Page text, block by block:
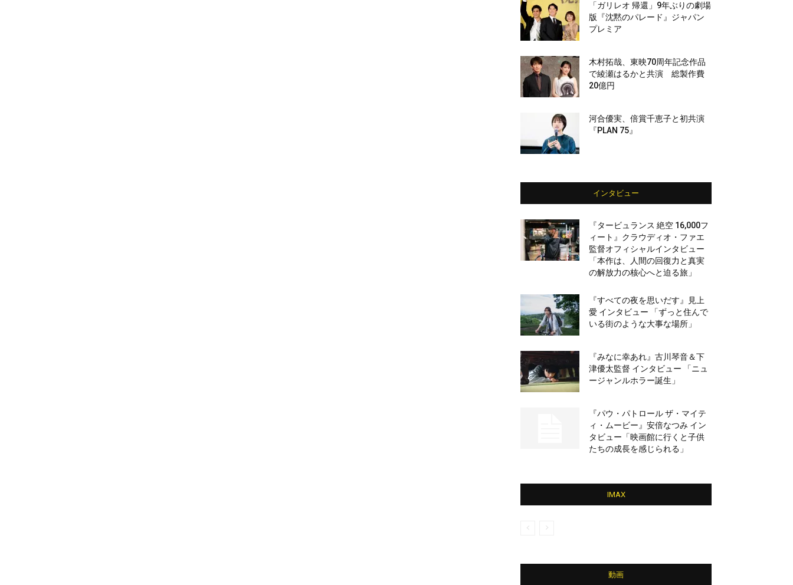
「ガリレオ 帰還」9年ぶりの劇場
版『沈黙のパレード』ジャパン
プレミア
木村拓哉、東映70周年記念作品
で綾瀬はるかと共演 総製作費
20億円
河合優実、倍賞千恵子と初共演
『PLAN 75』
インタビュー
『タービュランス 絶空 16,000フ
ィート』クラウディオ・ファエ
監督オフィシャルインタビュー
「本作は、人間の回復力と真実
の解放力の核心へと迫る旅」
『すべての夜を思いだす』見上
愛 インタビュー 「ずっと住んで
いる街のような大事な場所」
『みなに幸あれ』古川琴音＆下
津優太監督 インタビュー 「ニュ
ージャンルホラー誕生」
『パウ・パトロール ザ・マイテ
ィ・ムービー』安倍なつみ イン
タビュー「映画館に行くと子供
たちの成長を感じられる」
IMAX
動画